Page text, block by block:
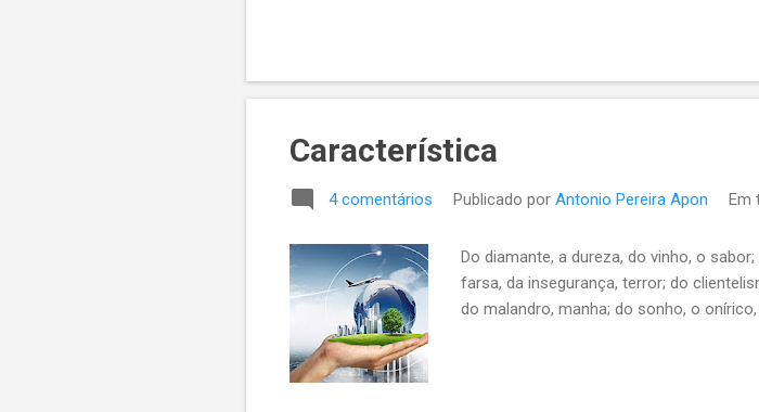
Característica
4 comentários Publicado por Antonio Pereira Apon Em
Do diamante, a dureza, do vinho, o
farsa, da insegurança, terror; do
do malandro, manha; do sonho, o